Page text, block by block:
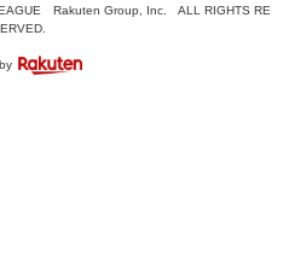
Rakuten Group, Inc. ALL RIGHTS RE